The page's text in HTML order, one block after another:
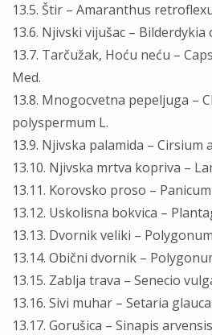
13.5. Štir – Amaranthus
13.6. Njivski vijušac – Bilderdykia
13.7. Tarčužak, Hoću neću –
Med.
13.8. Mnogocvetna pepeljuga –
polyspermum L.
13.9. Njivska palamida – Cirsium
13.10. Njivska mrtva kopriva –
13.11. Korovsko proso –
13.12. Uskolisna bokvica –
13.13. Dvornik veliki –
13.14. Obični dvornik –
13.15. Zablja trava – Senecio
13.16. Sivi muhar – Setaria glauca
13.17. Gorušica – Sinapis